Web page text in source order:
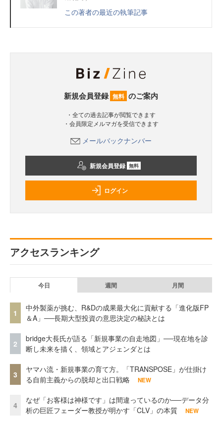
この著者の最近の執筆記事
新規会員登録 無料 のご案内
・全ての過去記事が閲覧できます
・会員限定メルマガを受信できます
メールバックナンバー
新規会員登録 無料
ログイン
アクセスランキング
今日 週間 月間
1
中外製薬が挑む、R&Dの成果最大化に貢献する「進化版FP
＆A」──長期大型投資の意思決定の秘訣とは
2
bridge大長氏が語る「新規事業の自走地図」──現在地を診
断し未来を描く、領域とアジェンダとは
3
ヤマハ流・新規事業の育て方。「TRANSPOSE」が仕掛け
る自前主義からの脱却と出口戦略
NEW
4
なぜ「お客様は神様です」は間違っているのか──データ分
析の巨匠フェーダー教授が明かす「CLV」の本質
NEW